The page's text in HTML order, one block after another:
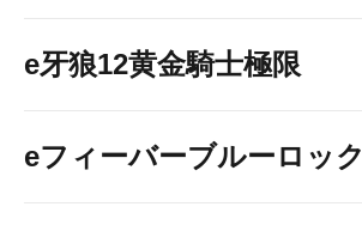
e牙狼12黄金騎士極限
eフィーバーブルーロック